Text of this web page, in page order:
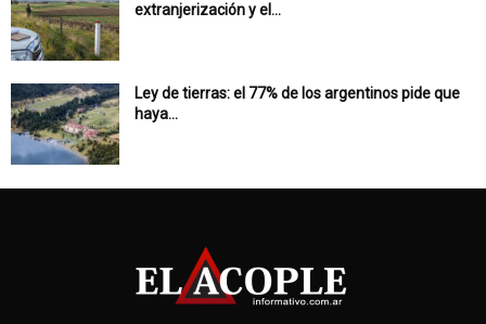
extranjerización y el...
Ley de tierras: el 77% de los argentinos pide que
haya...